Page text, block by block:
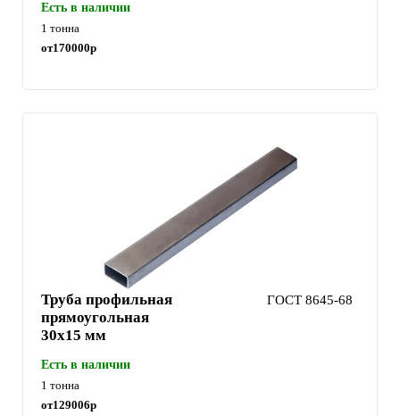
Есть в наличии
1 тонна
от170000р
Труба профильная
прямоугольная
30х15 мм
ГОСТ 8645-68
Есть в наличии
1 тонна
от129006р